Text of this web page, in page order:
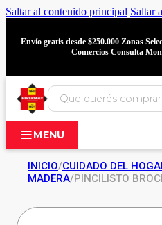
Saltar al contenido principal Saltar
Envío gratis desde $250.000 Zonas
Comercios Consulta
MENU
INICIO/CUIDADO DEL
MADERA/PINCILISTO